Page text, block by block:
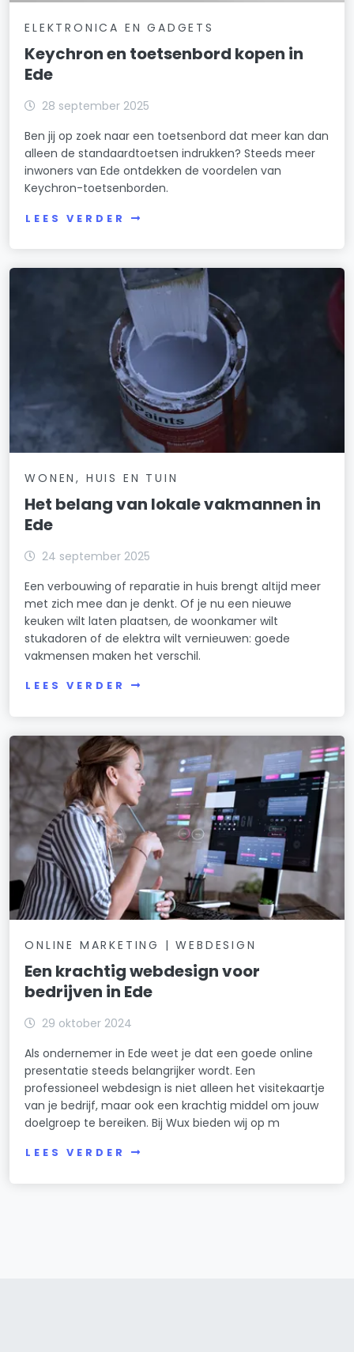
ELEKTRONICA EN GADGETS
Keychron en toetsenbord kopen in
Ede
28 september 2025
Ben jij op zoek naar een toetsenbord dat meer kan dan
alleen de standaardtoetsen indrukken? Steeds meer
inwoners van Ede ontdekken de voordelen van
Keychron-toetsenborden.
LEES VERDER
WONEN, HUIS EN TUIN
Het belang van lokale vakmannen in
Ede
24 september 2025
Een verbouwing of reparatie in huis brengt altijd meer
met zich mee dan je denkt. Of je nu een nieuwe
keuken wilt laten plaatsen, de woonkamer wilt
stukadoren of de elektra wilt vernieuwen: goede
vakmensen maken het verschil.
LEES VERDER
ONLINE MARKETING | WEBDESIGN
Een krachtig webdesign voor
bedrijven in Ede
29 oktober 2024
Als ondernemer in Ede weet je dat een goede online
presentatie steeds belangrijker wordt. Een
professioneel webdesign is niet alleen het visitekaartje
van je bedrijf, maar ook een krachtig middel om jouw
doelgroep te bereiken. Bij Wux bieden wij op m
LEES VERDER